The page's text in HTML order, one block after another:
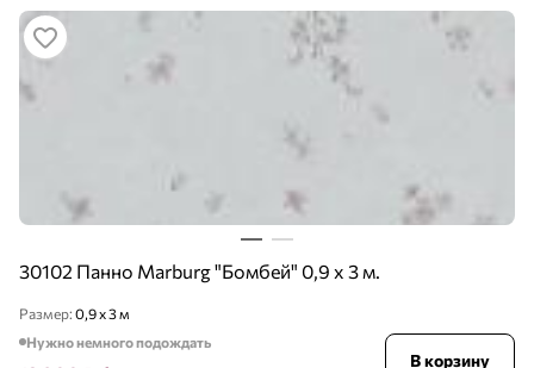
30102 Панно Marburg "Бомбей" 0,9 х 3 м.
Размер: 0,9 x 3 м
Нужно немного подождать
В корзину